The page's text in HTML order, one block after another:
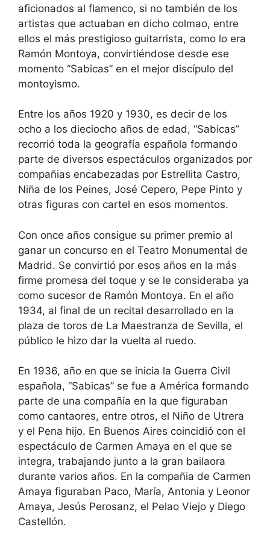
aficionados al flamenco, si no también de los
artistas que actuaban en dicho colmao, entre
ellos el más prestigioso guitarrista, como lo era
Ramón Montoya, convirtiéndose desde ese
momento “Sabicas” en el mejor discípulo del
montoyismo.
Entre los años 1920 y 1930, es decir de los
ocho a los dieciocho años de edad, “Sabicas”
recorrió toda la geografía española formando
parte de diversos espectáculos organizados por
compañias encabezadas por Estrellita Castro,
Niña de los Peines, José Cepero, Pepe Pinto y
otras figuras con cartel en esos momentos.
Con once años consigue su primer premio al
ganar un concurso en el Teatro Monumental de
Madrid. Se convirtió por esos años en la más
firme promesa del toque y se le consideraba ya
como sucesor de Ramón Montoya. En el año
1934, al final de un recital desarrollado en la
plaza de toros de La Maestranza de Sevilla, el
público le hizo dar la vuelta al ruedo.
En 1936, año en que se inicia la Guerra Civil
española, “Sabicas” se fue a América formando
parte de una compañía en la que figuraban
como cantaores, entre otros, el Niño de Utrera
y el Pena hijo. En Buenos Aires coincidió con el
espectáculo de Carmen Amaya en el que se
integra, trabajando junto a la gran bailaora
durante varios años. En la compañia de Carmen
Amaya figuraban Paco, María, Antonia y Leonor
Amaya, Jesús Perosanz, el Pelao Viejo y Diego
Castellón.